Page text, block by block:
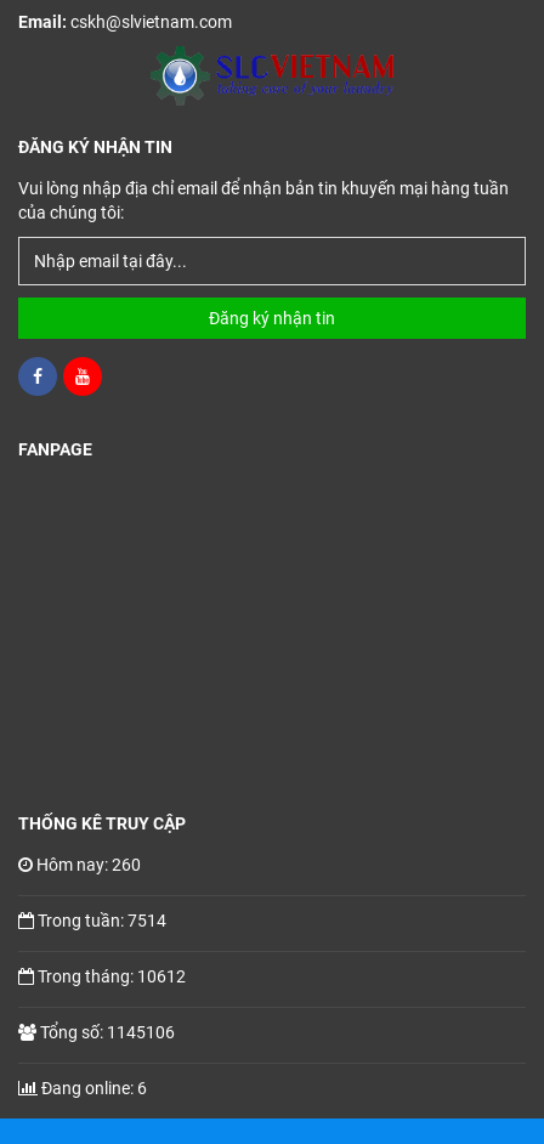
Email: cskh@slvietnam.com
ĐĂNG KÝ NHẬN TIN
Vui lòng nhập địa chỉ email để nhận bản tin khuyến mại hàng tuần
của chúng tôi:
Đăng ký nhận tin
FANPAGE
THỐNG KÊ TRUY CẬP
Hôm nay: 260
Trong tuần: 7514
Trong tháng: 10612
Tổng số: 1145106
Đang online: 6